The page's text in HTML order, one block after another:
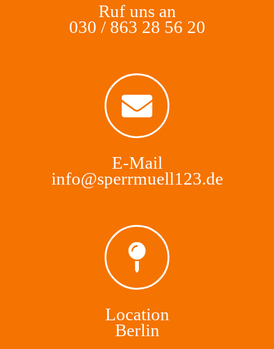
Ruf uns an
030 / 863 28 56 20
E-Mail
info@sperrmuell123.de
Location
Berlin